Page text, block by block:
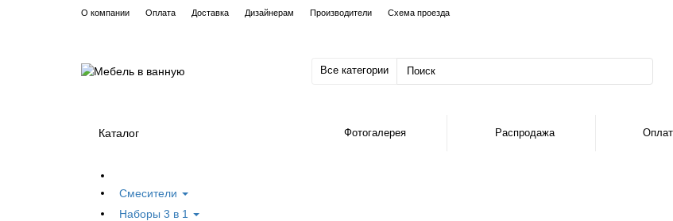
О компании Оплата Доставка Дизайнерам Производители Схема проезда
Все категории
Каталог Фотогалерея Распродажа
Смесители
Наборы 3 в 1